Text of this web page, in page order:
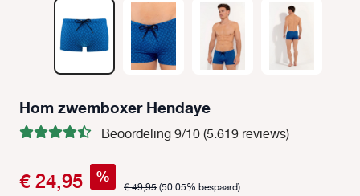
Hom zwemboxer Hendaye
Beoordeling 9/10 (5.619 reviews)
€ 24,95 % € 49,95(50.05% bespaard)